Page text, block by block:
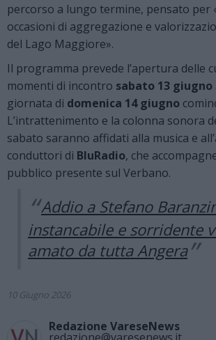
percorso a lungo termine, pensato per
occasioni di aggregazione e
del Lago Maggiore».
Il programma prevede l’apertura delle
momenti di incontro sabato 13 giugno
giornata di domenica 14 giugno
L’intrattenimento e la colonna sonora
sabato saranno affidati alla musica e
conduttori di BluRadio, che
pubblico presente sul Verbano.
Addio a Stefano
instancabile e sorridente
amato da tutta Angera
10 Giugno 2026
Redazione VareseNews